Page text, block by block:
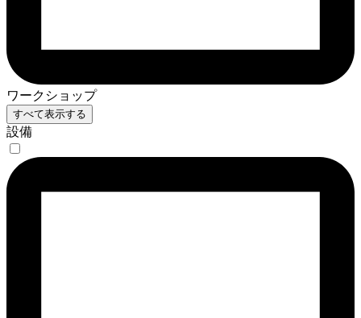
ワークショップ
すべて表示する
設備